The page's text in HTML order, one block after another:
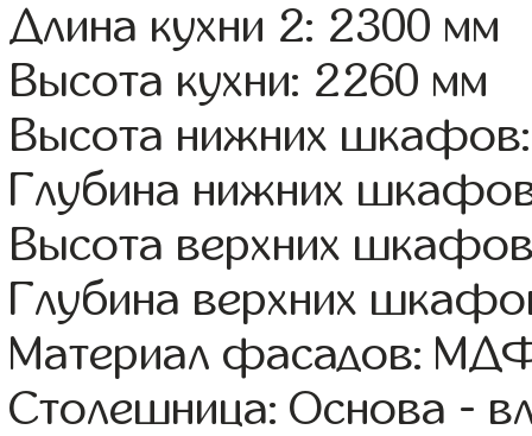
Длина кухни 2: 2300 мм
Высота кухни: 2260 мм
Высота нижних
Глубина нижних
Высота верхних
Глубина верхних
Материал фасадов:
Столешница: Основа -